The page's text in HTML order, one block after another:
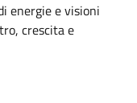
energie e visioni
crescita e